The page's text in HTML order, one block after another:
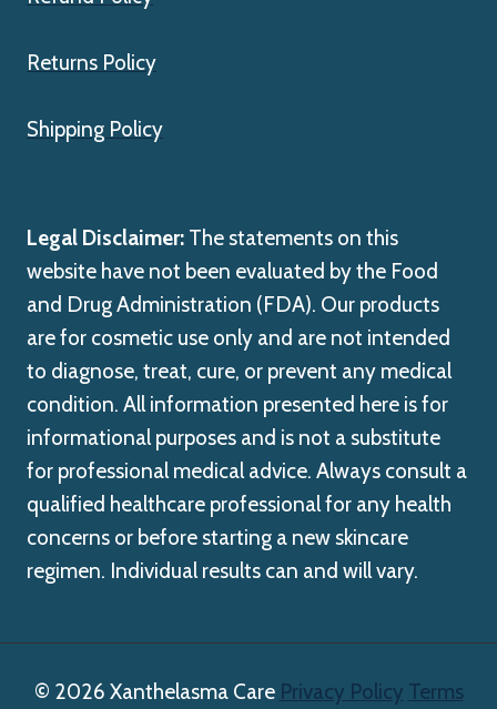
Returns Policy
Shipping Policy
Legal Disclaimer: The statements on this
website have not been evaluated by the Food
and Drug Administration (FDA). Our products
are for cosmetic use only and are not intended
to diagnose, treat, cure, or prevent any medical
condition. All information presented here is for
informational purposes and is not a substitute
for professional medical advice. Always consult a
qualified healthcare professional for any health
concerns or before starting a new skincare
regimen. Individual results can and will vary.
© 2026 Xanthelasma Care Privacy Policy Terms